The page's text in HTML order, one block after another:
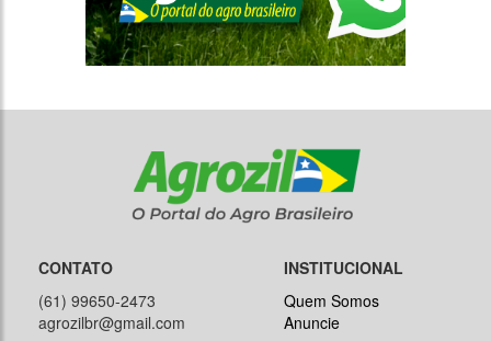
CONTATO
(61) 99650-2473
agrozilbr@gmail.com
INSTITUCIONAL
Quem Somos
Anuncie